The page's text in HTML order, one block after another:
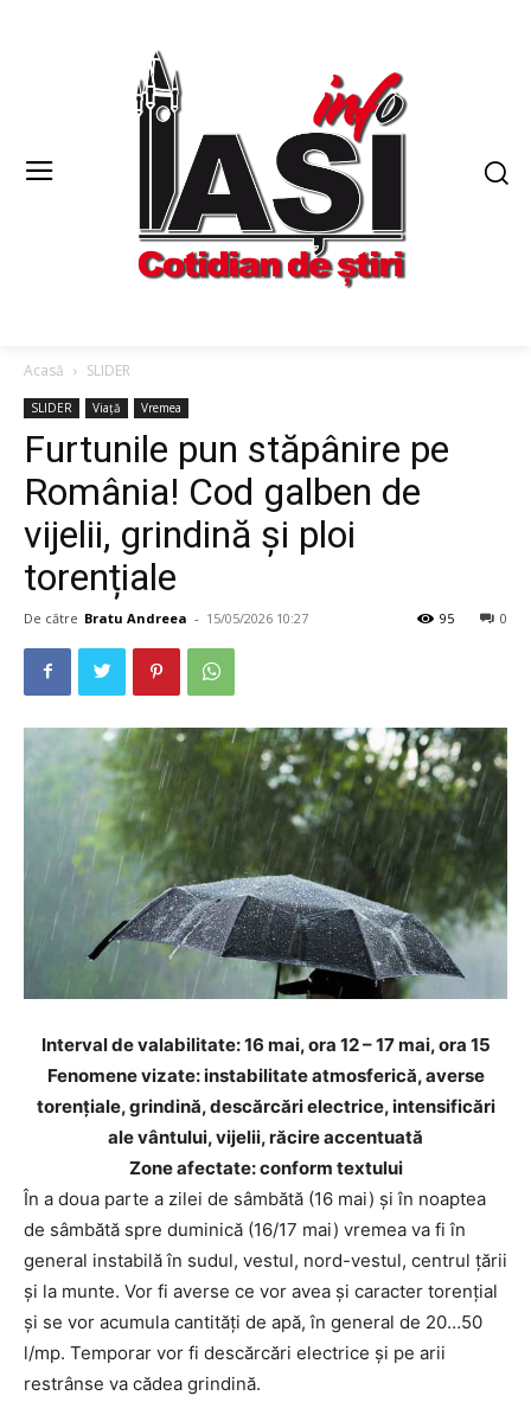
Acasă SLIDER
SLIDER Viață Vremea
Furtunile pun stăpânire pe
România! Cod galben de
vijelii, grindină și ploi
torențiale
De către Bratu Andreea - 15/05/2026 10:27 0
95
Interval de valabilitate: 16 mai, ora 12 – 17 mai, ora 15
Fenomene vizate: instabilitate atmosferică, averse
torențiale, grindină, descărcări electrice, intensificări
ale vântului, vijelii, răcire accentuată
Zone afectate: conform textului
În a doua parte a zilei de sâmbătă (16 mai) și în noaptea
de sâmbătă spre duminică (16/17 mai) vremea va fi în
general instabilă în sudul, vestul, nord-vestul, centrul țării
și la munte. Vor fi averse ce vor avea și caracter torențial
și se vor acumula cantități de apă, în general de 20…50
l/mp. Temporar vor fi descărcări electrice și pe arii
restrânse va cădea grindină.